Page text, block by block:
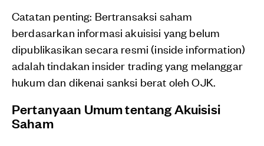
Catatan penting: Bertransaksi saham
berdasarkan informasi akuisisi yang belum
dipublikasikan secara resmi (inside information)
adalah tindakan insider trading yang melanggar
hukum dan dikenai sanksi berat oleh OJK.
Pertanyaan Umum tentang Akuisisi
Saham